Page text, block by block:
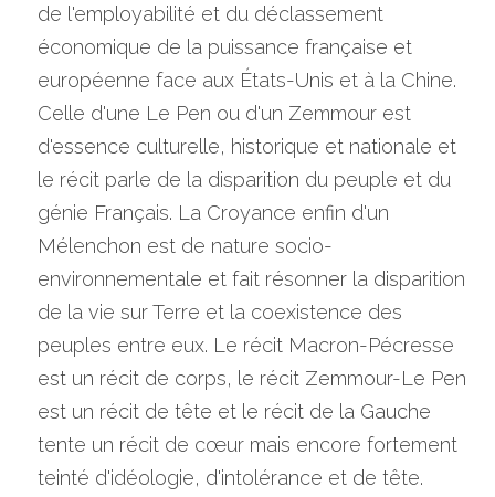
de l'employabilité et du déclassement
économique de la puissance française et
européenne face aux États-Unis et à la Chine.
Celle d'une Le Pen ou d'un Zemmour est
d'essence culturelle, historique et nationale et
le récit parle de la disparition du peuple et du
génie Français. La Croyance enfin d'un
Mélenchon est de nature socio-
environnementale et fait résonner la disparition
de la vie sur Terre et la coexistence des
peuples entre eux. Le récit Macron-Pécresse
est un récit de corps, le récit Zemmour-Le Pen
est un récit de tête et le récit de la Gauche
tente un récit de cœur mais encore fortement
teinté d'idéologie, d'intolérance et de tête.